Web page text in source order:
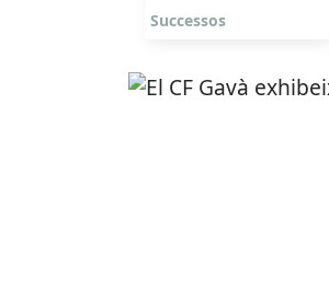
Successos